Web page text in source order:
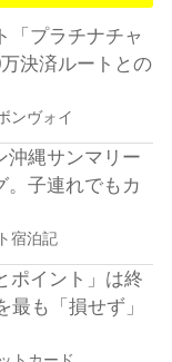
「プラチナチャ
決済ルートとの
ンヴォイ
沖縄サンマリー
。子連れでもカ
宿泊記
ポイント」は終
も「損せず」